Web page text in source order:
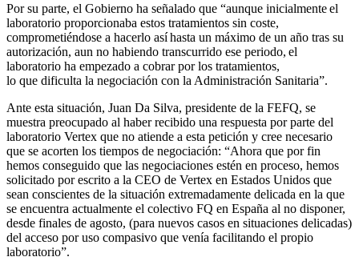
Por su parte, el Gobierno ha señalado que “aunque inicialmente el
laboratorio proporcionaba estos tratamientos sin coste,
comprometiéndose a hacerlo así hasta un máximo de un año tras su
autorización, aun no habiendo transcurrido ese periodo, el
laboratorio ha empezado a cobrar por los tratamientos,
lo que dificulta la negociación con la Administración Sanitaria”.
Ante esta situación, Juan Da Silva, presidente de la FEFQ, se
muestra preocupado al haber recibido una respuesta por parte del
laboratorio Vertex que no atiende a esta petición y cree necesario
que se acorten los tiempos de negociación: “Ahora que por fin
hemos conseguido que las negociaciones estén en proceso, hemos
solicitado por escrito a la CEO de Vertex en Estados Unidos que
sean conscientes de la situación extremadamente delicada en la que
se encuentra actualmente el colectivo FQ en España al no disponer,
desde finales de agosto, (para nuevos casos en situaciones delicadas)
del acceso por uso compasivo que venía facilitando el propio
laboratorio”.